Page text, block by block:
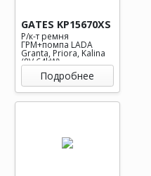
GATES KP15670XS
Р/к-т ремня
ГРМ+помпа LADA
Granta, Priora, Kalina
(8V 64kW)
Подробнее